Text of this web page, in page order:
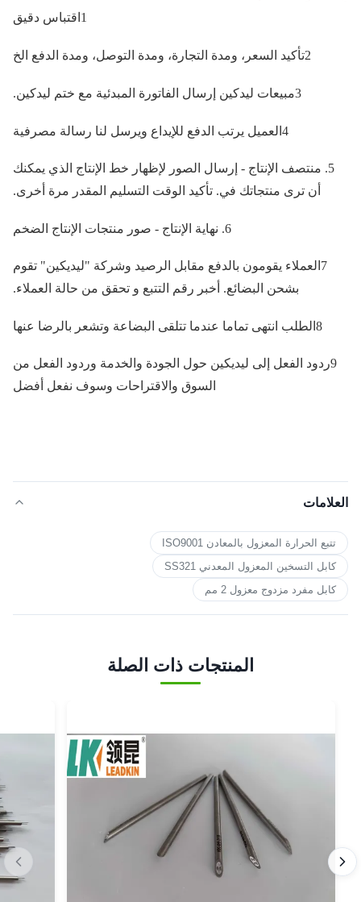
1اقتباس دقيق
2تأكيد السعر، ومدة التجارة، ومدة التوصل، ومدة الدفع الخ
3مبيعات ليدكين إرسال الفاتورة المبدئية مع ختم ليدكين.
4العميل يرتب الدفع للإيداع ويرسل لنا رسالة مصرفية
5. منتصف الإنتاج - إرسال الصور لإظهار خط الإنتاج الذي يمكنك
أن ترى منتجاتك في. تأكيد الوقت التسليم المقدر مرة أخرى.
6. نهاية الإنتاج - صور منتجات الإنتاج الضخم
7العملاء يقومون بالدفع مقابل الرصيد وشركة "ليديكين" تقوم
بشحن البضائع. أخبر رقم التتبع و تحقق من حالة العملاء.
8الطلب انتهى تماما عندما تتلقى البضاعة وتشعر بالرضا عنها
9ردود الفعل إلى ليديكين حول الجودة والخدمة وردود الفعل من
السوق والاقتراحات وسوف نفعل أفضل
العلامات
تتبع الحرارة المعزول بالمعادن ISO9001
كابل التسخين المعزول المعدني SS321
كابل مفرد مزدوج معزول 2 مم
المنتجات ذات الصلة